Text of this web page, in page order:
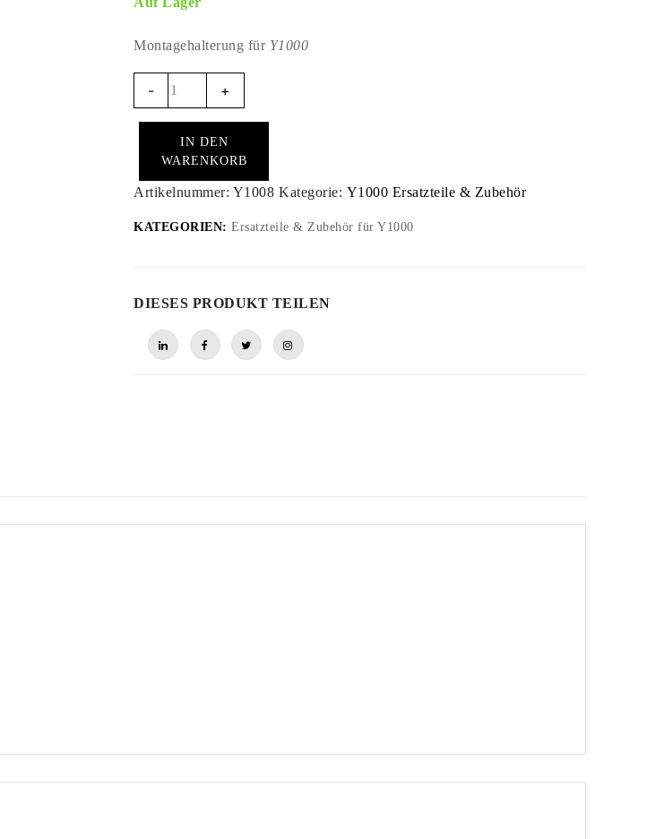
Montagehalterung für Y1000
-
Y1008
KTM
MY25/26
Halterung
Y1000
+
IN DEN
WARENKORB
Artikelnummer: Y1008 Kategorie: Y1000 Ersatzteile & Zubehör
KATEGORIEN: Ersatzteile & Zubehör für Y1000
DIESES PRODUKT TEILEN